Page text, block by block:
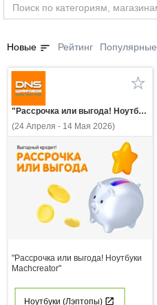
Новые sort Рейтинг Популярные
"Рассрочка или выгода! Ноутбуки Machcreator"
(24 Апреля - 14 Мая 2026)
"Рассрочка или выгода! Ноутбуки
Machcreator"
Ноутбуки (Лэптопы)